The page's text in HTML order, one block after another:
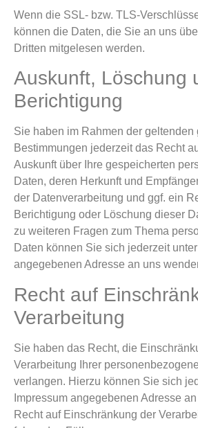
Wenn die SSL- bzw. TLS-
können die Daten, die Sie an uns
Dritten mitgelesen werden.
Auskunft, Löschung
Berichtigung
Sie haben im Rahmen der geltenden
Bestimmungen jederzeit das Recht
Auskunft über Ihre gespeicherten
Daten, deren Herkunft und
der Datenverarbeitung und ggf. ein
Berichtigung oder Löschung dieser
zu weiteren Fragen zum Thema
Daten können Sie sich jederzeit
angegebenen Adresse an uns
Recht auf
Verarbeitung
Sie haben das Recht, die
Verarbeitung Ihrer
verlangen. Hierzu können Sie sich
Impressum angegebenen Adresse
Recht auf Einschränkung der